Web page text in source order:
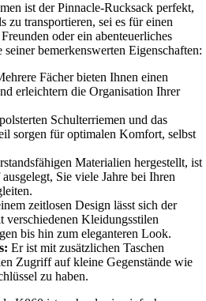
ist der Pinnacle-Rucksack perfekt,
zu transportieren, sei es für einen
oder ein abenteuerliches
bemerkenswerten Eigenschaften:
Fächer bieten Ihnen einen
erleichtern die Organisation Ihrer
Schulterriemen und das
sorgen für optimalen Komfort, selbst
Materialien hergestellt, ist
Sie viele Jahre bei Ihren
zeitlosen Design lässt sich der
verschiedenen Kleidungsstilen
bis hin zum eleganteren Look.
Er ist mit zusätzlichen Taschen
Zugriff auf kleine Gegenstände wie
zu haben.